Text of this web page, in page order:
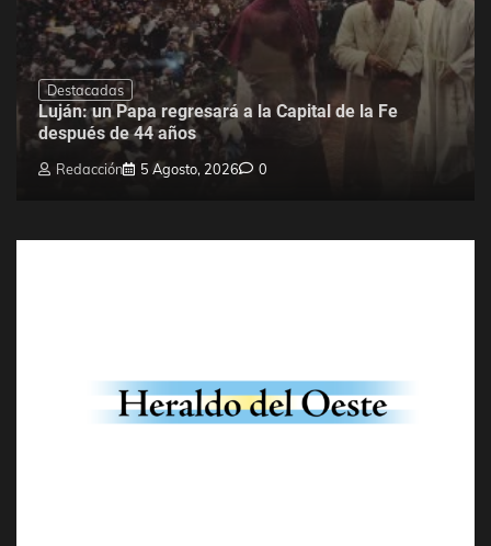
Destacadas
Luján: un Papa regresará a la Capital de la Fe
después de 44 años
Redacción 5 Agosto, 2026 0